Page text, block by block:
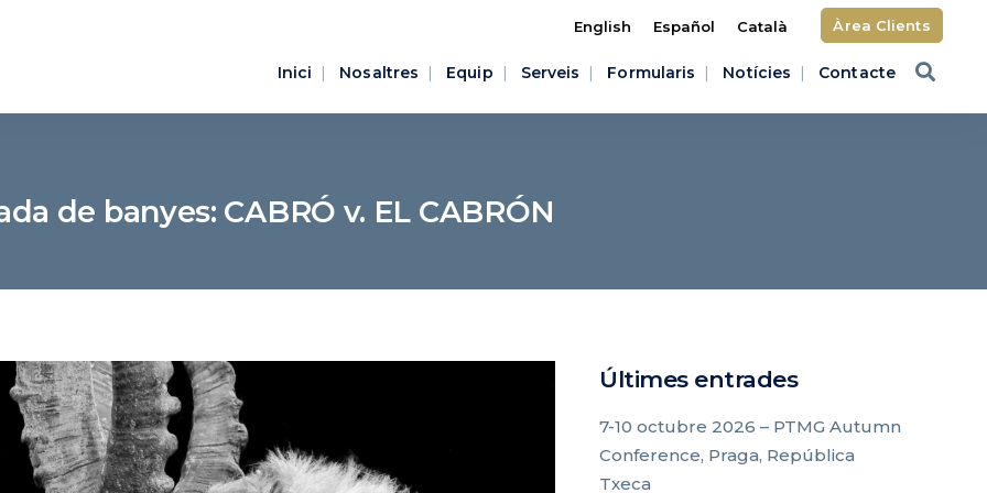
English Español Català Àrea Clients
Inici Nosaltres Equip Serveis Formularis Notícies Contacte
de banyes: CABRÓ v. EL CABRÓN
Últimes entrades
7-10 octubre 2026 – PTMG Autumn
Conference, Praga, República
Txeca